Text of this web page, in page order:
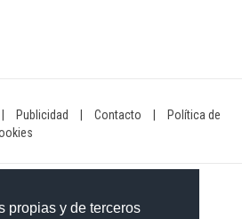
propias y de terceros
Publicidad Contacto
Política de